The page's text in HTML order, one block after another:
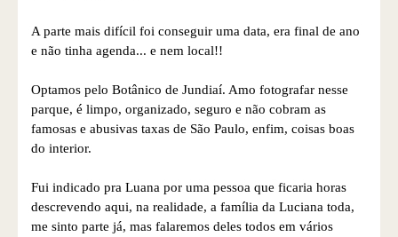
A parte mais difícil foi conseguir uma data, era final de ano
e não tinha agenda... e nem local!!
Optamos pelo Botânico de Jundiaí. Amo fotografar nesse
parque, é limpo, organizado, seguro e não cobram as
famosas e abusivas taxas de São Paulo, enfim, coisas boas
do interior.
Fui indicado pra Luana por uma pessoa que ficaria horas
descrevendo aqui, na realidade, a família da Luciana toda,
me sinto parte já, mas falaremos deles todos em vários